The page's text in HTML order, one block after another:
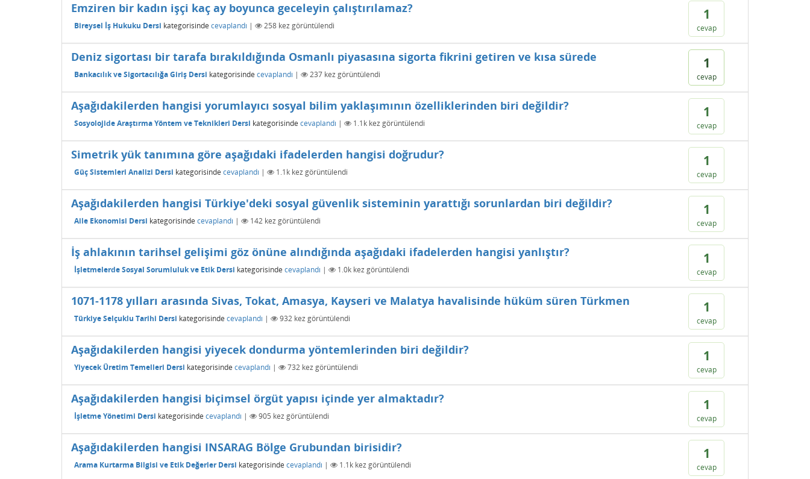
1
cevap
Emziren bir kadın işçi kaç ay boyunca geceleyin çalıştırılamaz?
Bireysel İş Hukuku Dersi kategorisinde cevaplandı | 258 kez görüntülendi
1
cevap
Deniz sigortası bir tarafa bırakıldığında Osmanlı piyasasına sigorta fikrini getiren ve kısa sürede
Bankacılık ve Sigortacılığa Giriş Dersi kategorisinde cevaplandı | 237 kez görüntülendi
1
cevap
Aşağıdakilerden hangisi yorumlayıcı sosyal bilim yaklaşımının özelliklerinden biri değildir?
Sosyolojide Araştırma Yöntem ve Teknikleri Dersi kategorisinde cevaplandı | 1.1k kez görüntülendi
1
cevap
Simetrik yük tanımına göre aşağıdaki ifadelerden hangisi doğrudur?
Güç Sistemleri Analizi Dersi kategorisinde cevaplandı | 1.1k kez görüntülendi
1
cevap
Aşağıdakilerden hangisi Türkiye'deki sosyal güvenlik sisteminin yarattığı sorunlardan biri değildir?
Aile Ekonomisi Dersi kategorisinde cevaplandı | 142 kez görüntülendi
1
cevap
İş ahlakının tarihsel gelişimi göz önüne alındığında aşağıdaki ifadelerden hangisi yanlıştır?
İşletmelerde Sosyal Sorumluluk ve Etik Dersi kategorisinde cevaplandı | 1.0k kez görüntülendi
1
cevap
1071-1178 yılları arasında Sivas, Tokat, Amasya, Kayseri ve Malatya havalisinde hüküm süren Türkmen
Türkiye Selçuklu Tarihi Dersi kategorisinde cevaplandı | 932 kez görüntülendi
1
cevap
Aşağıdakilerden hangisi yiyecek dondurma yöntemlerinden biri değildir?
Yiyecek Üretim Temelleri Dersi kategorisinde cevaplandı | 732 kez görüntülendi
1
cevap
Aşağıdakilerden hangisi biçimsel örgüt yapısı içinde yer almaktadır?
İşletme Yönetimi Dersi kategorisinde cevaplandı | 905 kez görüntülendi
1
cevap
Aşağıdakilerden hangisi INSARAG Bölge Grubundan birisidir?
Arama Kurtarma Bilgisi ve Etik Değerler Dersi kategorisinde cevaplandı | 1.1k kez görüntülendi